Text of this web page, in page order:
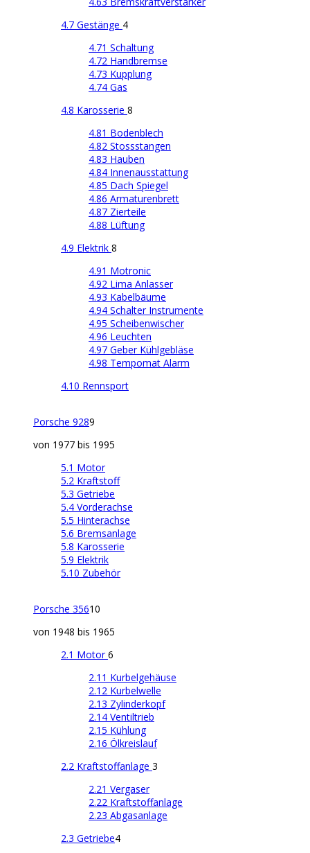
4.7 Gestänge 4
4.71 Schaltung
4.72 Handbremse
4.73 Kupplung
4.74 Gas
4.8 Karosserie 8
4.81 Bodenblech
4.82 Stossstangen
4.83 Hauben
4.84 Innenausstattung
4.85 Dach Spiegel
4.86 Armaturenbrett
4.87 Zierteile
4.88 Lüftung
4.9 Elektrik 8
4.91 Motronic
4.92 Lima Anlasser
4.93 Kabelbäume
4.94 Schalter Instrumente
4.95 Scheibenwischer
4.96 Leuchten
4.97 Geber Kühlgebläse
4.98 Tempomat Alarm
4.10 Rennsport
Porsche 9289
von 1977 bis 1995
5.1 Motor
5.2 Kraftstoff
5.3 Getriebe
5.4 Vorderachse
5.5 Hinterachse
5.6 Bremsanlage
5.8 Karosserie
5.9 Elektrik
5.10 Zubehör
Porsche 35610
von 1948 bis 1965
2.1 Motor6
2.11 Kurbelgehäuse
2.12 Kurbelwelle
2.13 Zylinderkopf
2.14 Ventiltrieb
2.15 Kühlung
2.16 Ölkreislauf
2.2 Kraftstoffanlage 3
2.21 Vergaser
2.22 Kraftstoffanlage
2.23 Abgasanlage
2.3 Getriebe4